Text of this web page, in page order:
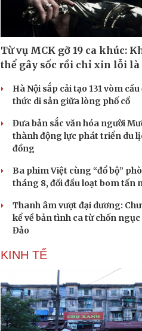
Từ vụ MCK gỡ 19 ca khúc:
thể gây sốc rồi chỉ xin lỗi
Hà Nội sắp cải tạo 131 vòm
thức di sản giữa lòng phố cổ
Đưa bản sắc văn hóa người
thành động lực phát triển du
đồng
Ba phim Việt cùng “đổ bộ”
tháng 8, đối đầu loạt bom tấn
Thanh âm vượt đại dương:
kể về bản tình ca từ chốn
Đảo
KINH TẾ